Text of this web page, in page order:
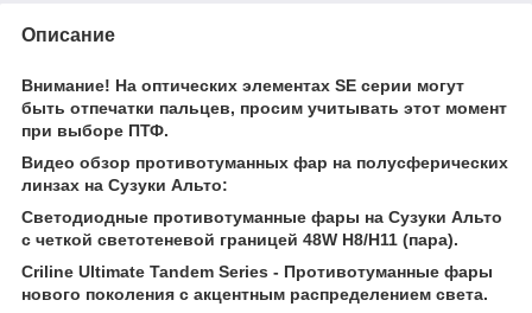
Описание
Внимание! На оптических элементах SE серии могут
быть отпечатки пальцев, просим учитывать этот момент
при выборе ПТФ.
Видео обзор противотуманных фар на полусферических
линзах на Сузуки Альто:
Светодиодные противотуманные фары на Сузуки Альто
с четкой светотеневой границей 48W H8/H11 (пара).
Criline Ultimate Tandem Series - Противотуманные фары
нового поколения c акцентным распределением света.